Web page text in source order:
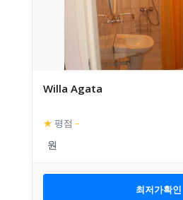
Willa Agata
★ 평점 –
최저가확인